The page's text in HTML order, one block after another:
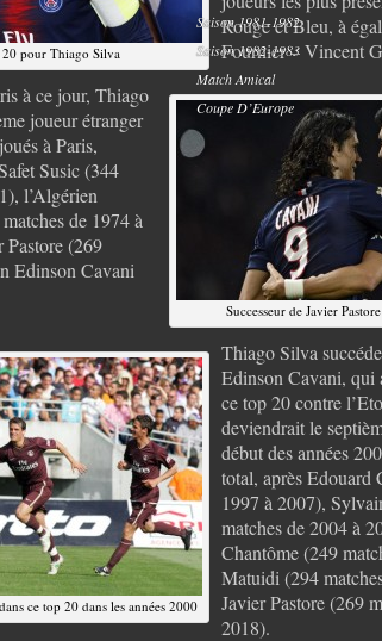
Saison 1981-1982
Saison 1982-1983
Match Amical
Coupe D’Europe
pour Thiago Silva
Rouge et Bleu, à
Fournier – Vincent
Successeur de Javier
à ce jour, Thiago
joueur étranger
à Paris,
Susic (344
l’Algérien
de 1974 à
Pastore (269
Edinson Cavani
ce top 20 dans les années 2000
Thiago Silva
Edinson Cavani, qui
ce top 20 contre
deviendrait le
début des années
total, après Edouard
1997 à 2007),
matches de 2004 à
Chantôme (249
Matuidi (294
Javier Pastore (269
2018).